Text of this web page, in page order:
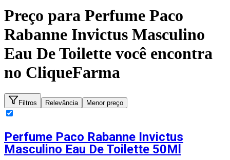
Preço para Perfume Paco
Rabanne Invictus Masculino
Eau De Toilette você encontra
no CliqueFarma
Filtros Relevância Menor preço
Perfume Paco Rabanne Invictus
Masculino Eau De Toilette 50Ml